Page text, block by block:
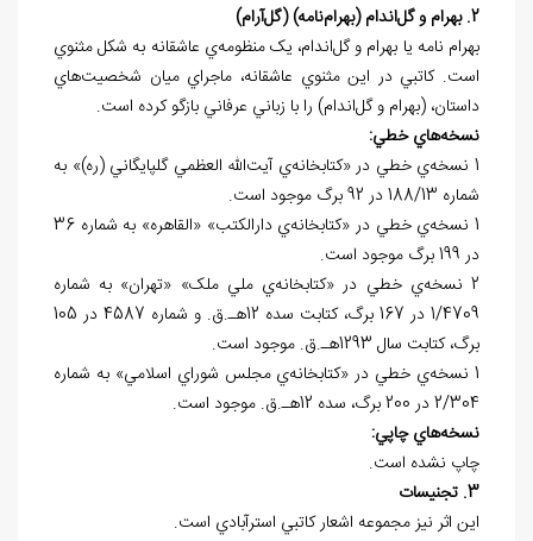
2. بهرام و گل‌اندام (بهرام‌نامه) (گل‌آرام)
بهرام نامه يا بهرام و گل‌اندام، يک منظومه‌ي عاشقانه به شکل مثنوي
است. کاتبي در اين مثنوي عاشقانه، ماجراي ميان شخصيت‌هاي
داستان، (بهرام و گل‌اندام) را با زباني عرفاني بازگو کرده است.
نسخههاي خطي:
1 نسخه‌ي خطي در «کتابخانه‌ي آيت‌الله العظمي گلپايگاني (ره)» به
شماره 188/13 در 92 برگ موجود است.
1 نسخه‌ي خطي در «کتابخانه‌ي دارالکتب» «القاهره» به شماره 36
در 199 برگ موجود است.
2 نسخه‌ي خطي در «کتابخانه‌ي ملي ملک» «تهران» به شماره
1/4709 در 167 برگ، کتابت سده 12هـ.ق. و شماره 4587 در 105
برگ، کتابت سال 1293هـ.ق. موجود است.
1 نسخه‌ي خطي در «کتابخانه‌ي مجلس شوراي اسلامي» به شماره
2/304 در 200 برگ، سده 12هـ.ق. موجود است.
نسخههاي چاپي:
چاپ نشده است.
3. تجنيسات
اين اثر نيز مجموعه اشعار کاتبي استرآبادي است.